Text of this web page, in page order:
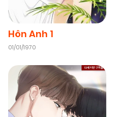
Hôn Anh 1
01/01/1970